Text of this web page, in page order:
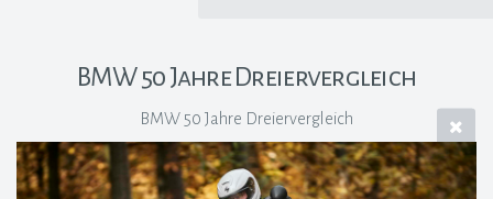
BMW 50 Jahre Dreiervergleich
BMW 50 Jahre Dreiervergleich